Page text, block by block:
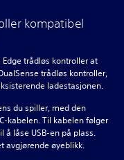
kompatibel
trådløs kontroller at
trådløs kontroller,
ladestasjonen.
du spiller, med den
kabelen. Til kabelen følger
å låse USB-en på plass.
avgjørende øyeblikk.